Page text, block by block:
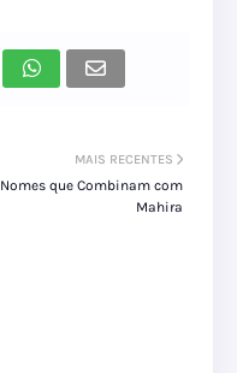
MAIS RECENTES
Nomes que Combinam com
Mahira